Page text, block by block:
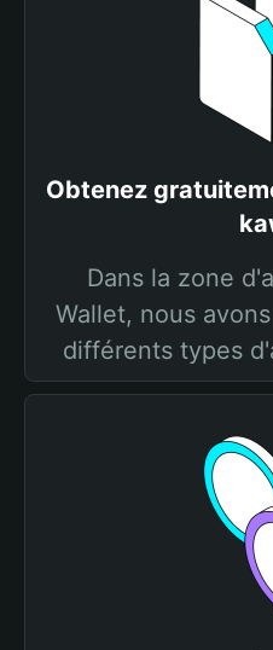
Obtenez
Dans la zone
Wallet, nous
différents types